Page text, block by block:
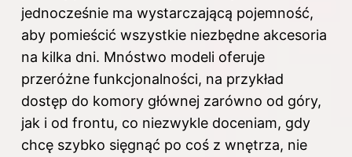
jednocześnie ma wystarczającą pojemność,
aby pomieścić wszystkie niezbędne akcesoria
na kilka dni. Mnóstwo modeli oferuje
przeróżne funkcjonalności, na przykład
dostęp do komory głównej zarówno od góry,
jak i od frontu, co niezwykle doceniam, gdy
chcę szybko sięgnąć po coś z wnętrza, nie